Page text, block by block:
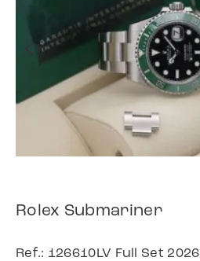
Rolex Submariner
Ref.: 126610LV Full Set 2026